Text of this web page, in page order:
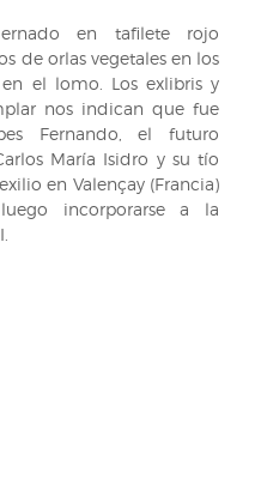
en tafilete rojo
de orlas vegetales en los
el lomo. Los exlibris y
nos indican que fue
Fernando, el futuro
María Isidro y su tío
en Valençay (Francia)
incorporarse a la